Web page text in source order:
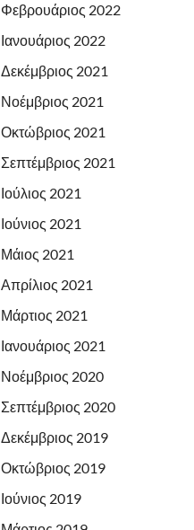
Φεβρουάριος 2022
Ιανουάριος 2022
Δεκέμβριος 2021
Νοέμβριος 2021
Οκτώβριος 2021
Σεπτέμβριος 2021
Ιούλιος 2021
Ιούνιος 2021
Μάιος 2021
Απρίλιος 2021
Μάρτιος 2021
Ιανουάριος 2021
Νοέμβριος 2020
Σεπτέμβριος 2020
Δεκέμβριος 2019
Οκτώβριος 2019
Ιούνιος 2019